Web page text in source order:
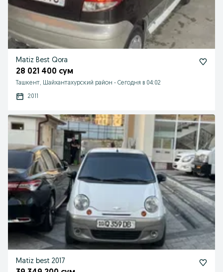
Matiz Best Qora
28 021 400 сум
Ташкент, Шайхантахурский район - Сегодня в 04:02
2011
Matiz best 2017